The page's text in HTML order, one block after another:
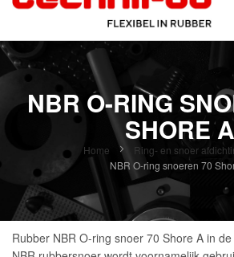
NBR O-RING
SHORE A
Home
Ring- en snoer
NBR O-ring snoeren 70
Rubber NBR O-ring snoer 70 Shore A in